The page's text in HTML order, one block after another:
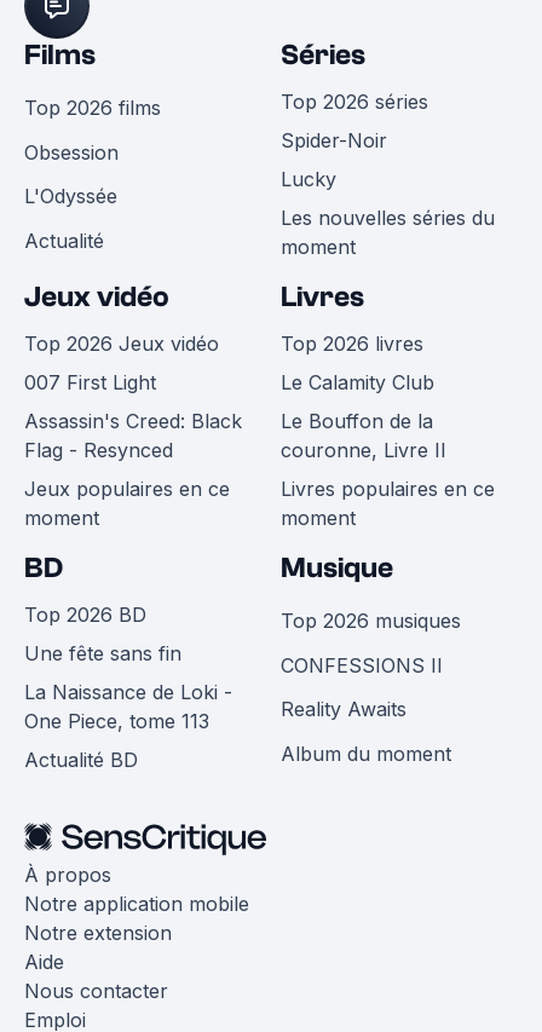
Films
Top 2026 films
Obsession
L'Odyssée
Actualité
Séries
Top 2026 séries
Spider-Noir
Lucky
Les nouvelles séries du
moment
Jeux vidéo
Top 2026 Jeux vidéo
007 First Light
Assassin's Creed: Black
Flag - Resynced
Jeux populaires en ce
moment
Livres
Top 2026 livres
Le Calamity Club
Le Bouffon de la
couronne, Livre II
Livres populaires en ce
moment
BD
Top 2026 BD
Une fête sans fin
La Naissance de Loki -
One Piece, tome 113
Actualité BD
Musique
Top 2026 musiques
CONFESSIONS II
Reality Awaits
Album du moment
À propos
Notre application mobile
Notre extension
Aide
Nous contacter
Emploi